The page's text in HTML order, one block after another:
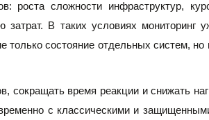
роста сложности инфраструктур,
В таких условиях мониторинг
только состояние отдельных систем, но
сокращать время реакции и снижать
с классическими и